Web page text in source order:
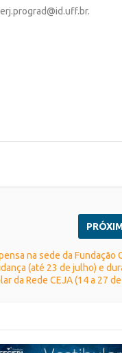
na sede da Fundação
(até 23 de julho) e
da Rede CEJA (14 a 27